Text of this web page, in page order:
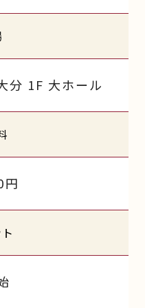
分 1F 大ホール